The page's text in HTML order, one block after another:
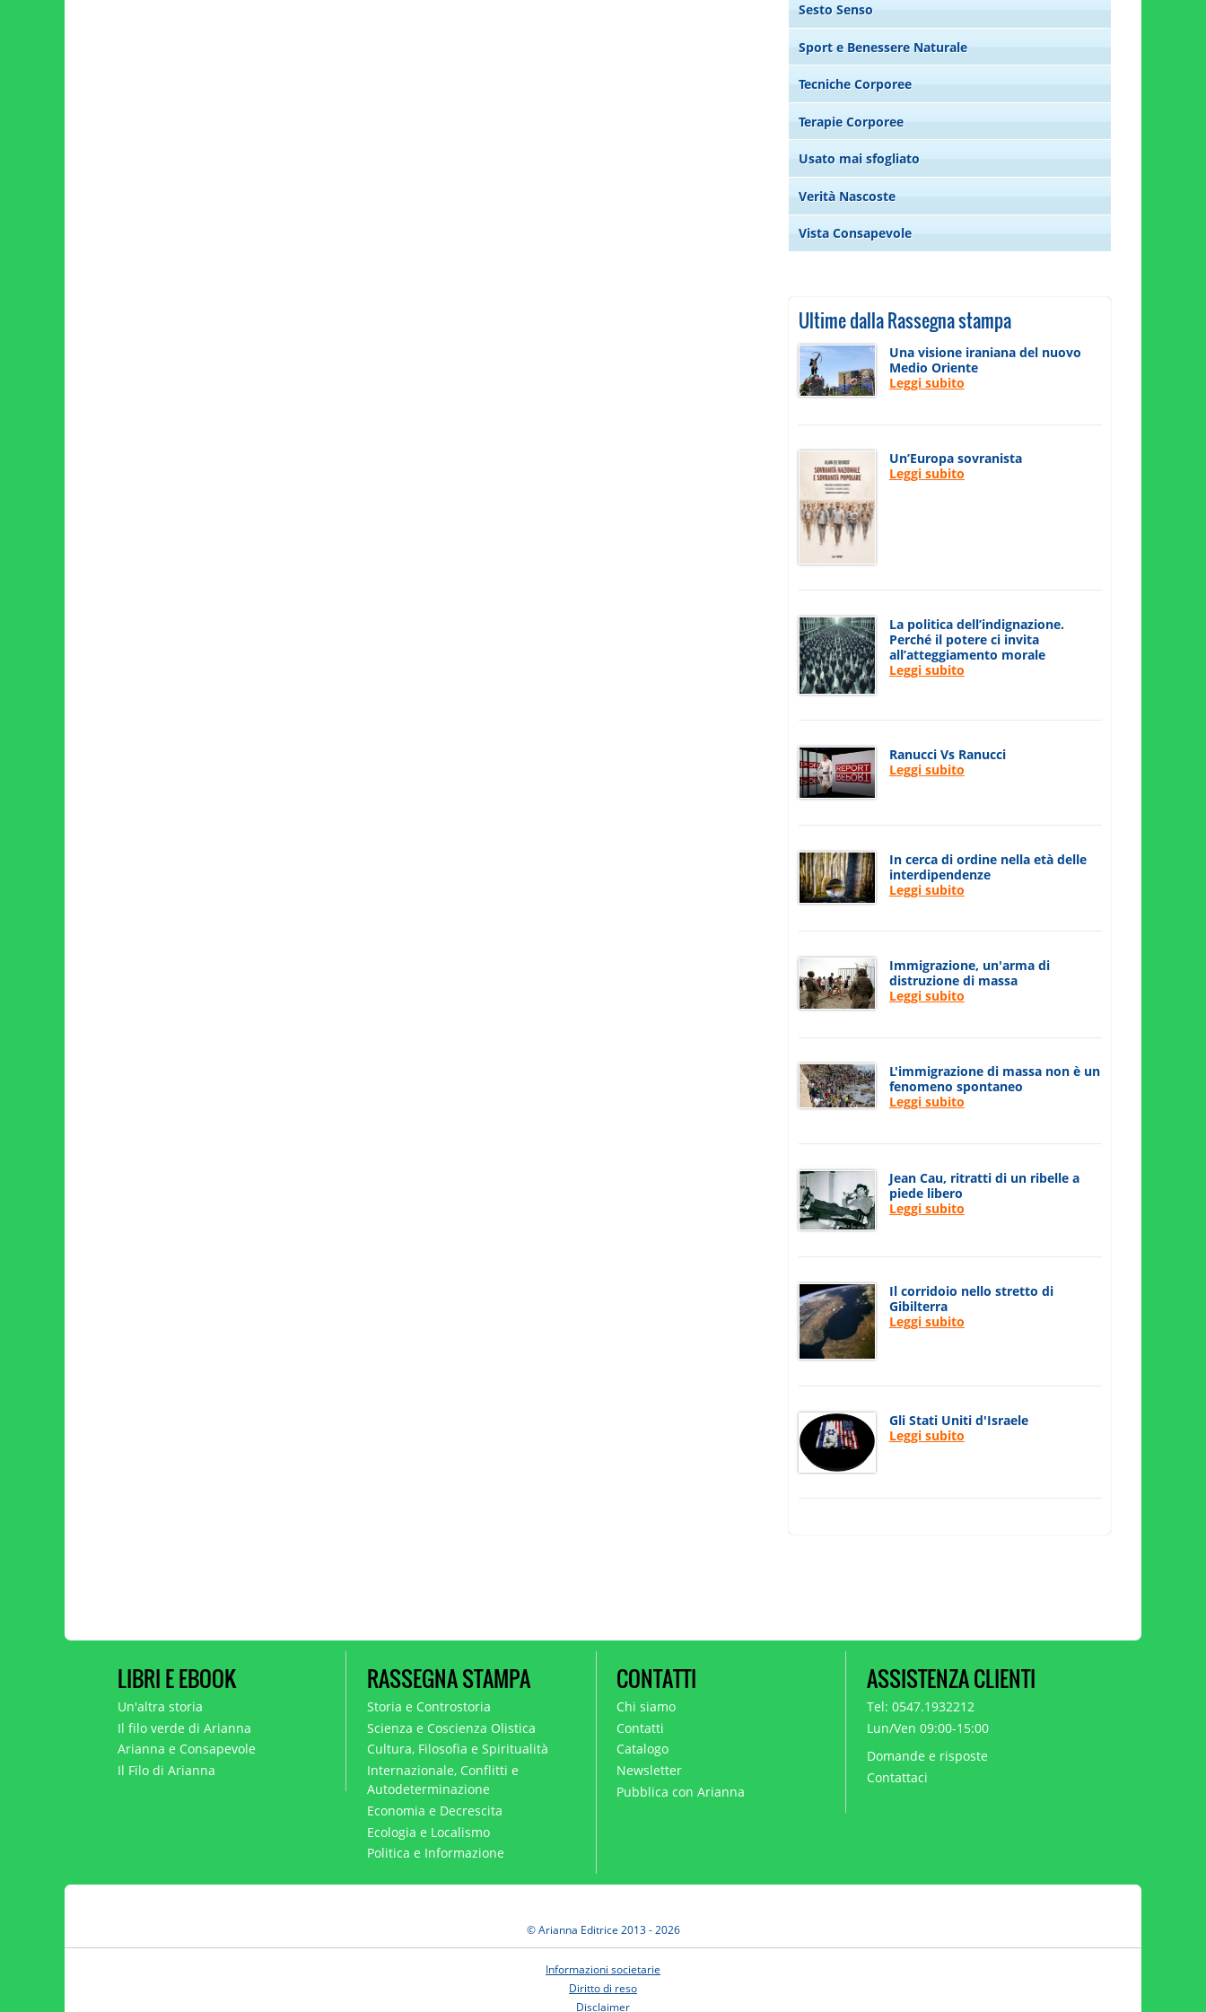
Sesto Senso
Sport e Benessere Naturale
Tecniche Corporee
Terapie Corporee
Usato mai sfogliato
Verità Nascoste
Vista Consapevole
Ultime dalla Rassegna stampa
Una visione iraniana del nuovo
Medio Oriente
Leggi subito
Un’Europa sovranista
Leggi subito
La politica dell’indignazione.
Perché il potere ci invita
all’atteggiamento morale
Leggi subito
Ranucci Vs Ranucci
Leggi subito
In cerca di ordine nella età delle
interdipendenze
Leggi subito
Immigrazione, un'arma di
distruzione di massa
Leggi subito
L'immigrazione di massa non è un
fenomeno spontaneo
Leggi subito
Jean Cau, ritratti di un ribelle a
piede libero
Leggi subito
Il corridoio nello stretto di
Gibilterra
Leggi subito
Gli Stati Uniti d'Israele
Leggi subito
LIBRI E EBOOK
Un'altra storia
Il filo verde di Arianna
Arianna e Consapevole
Il Filo di Arianna
RASSEGNA STAMPA
Storia e Controstoria
Scienza e Coscienza Olistica
Cultura, Filosofia e Spiritualità
Internazionale, Conflitti e
Autodeterminazione
Economia e Decrescita
Ecologia e Localismo
Politica e Informazione
CONTATTI
Chi siamo
Contatti
Catalogo
Newsletter
Pubblica con Arianna
ASSISTENZA CLIENTI
Tel: 0547.1932212
Lun/Ven 09:00-15:00
Domande e risposte
Contattaci
© Arianna Editrice 2013 - 2026
Informazioni societarie
Diritto di reso
Disclaimer